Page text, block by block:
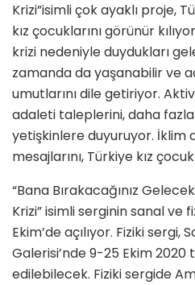
Krizi”isimli çok ayaklı proje,
kız çocuklarını görünür
krizi nedeniyle duydukları
zamanda da yaşanabilir ve
umutlarını dile getiriyor.
adaleti taleplerini, daha fazla
yetişkinlere duyuruyor. İklim
mesajlarını, Türkiye kız
“Bana Bırakacağınız
Krizi” isimli serginin sanal ve
Ekim’de açılıyor. Fiziki
Galerisi’nde 9-25 Ekim
edilebilecek. Fiziki sergide